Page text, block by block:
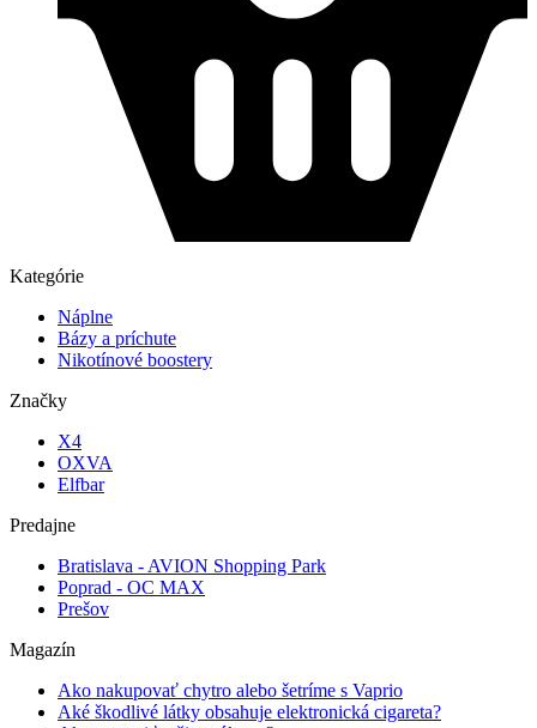
Kategórie
Náplne
Bázy a príchute
Nikotínové boostery
Značky
X4
OXVA
Elfbar
Predajne
Bratislava - AVION Shopping Park
Poprad - OC MAX
Prešov
Magazín
Ako nakupovať chytro alebo šetríme s Vaprio
Aké škodlivé látky obsahuje elektronická cigareta?